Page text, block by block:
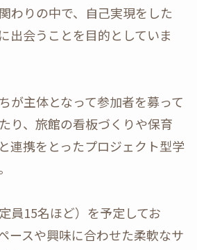
わりの中で、自己実現をした
出会うことを目的としていま
が主体となって参加者を募って
り、旅館の看板づくりや保育
連携をとったプロジェクト型学
員15名ほど）を予定してお
ースや興味に合わせた柔軟なサ